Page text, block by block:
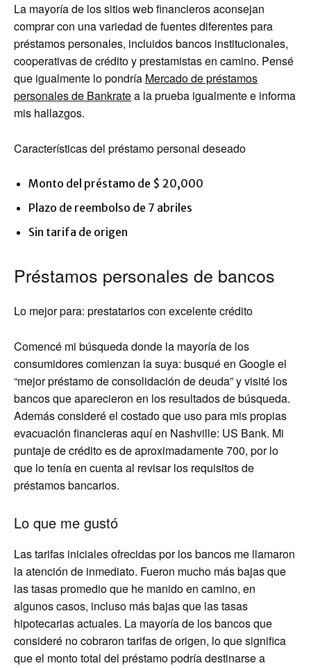
La mayoría de los sitios web financieros aconsejan
comprar con una variedad de fuentes diferentes para
préstamos personales, incluidos bancos institucionales,
cooperativas de crédito y prestamistas en camino. Pensé
que igualmente lo pondría Mercado de préstamos
personales de Bankratea la prueba igualmente e informa
mis hallazgos.
Características del préstamo personal deseado
Monto del préstamo de $ 20,000
Plazo de reembolso de 7 abriles
Sin tarifa de origen
Préstamos personales de bancos
Lo mejor para: prestatarios con excelente crédito
Comencé mi búsqueda donde la mayoría de los
consumidores comienzan la suya: busqué en Google el
“mejor préstamo de consolidación de deuda” y visité los
bancos que aparecieron en los resultados de búsqueda.
Además consideré el costado que uso para mis propias
evacuación financieras aquí en Nashville: US Bank. Mi
puntaje de crédito es de aproximadamente 700, por lo
que lo tenía en cuenta al revisar los requisitos de
préstamos bancarios.
Lo que me gustó
Las tarifas iniciales ofrecidas por los bancos me llamaron
la atención de inmediato. Fueron mucho más bajas que
las tasas promedio que he manido en camino, en
algunos casos, incluso más bajas que las tasas
hipotecarias actuales. La mayoría de los bancos que
consideré no cobraron tarifas de origen, lo que significa
que el monto total del préstamo podría destinarse a